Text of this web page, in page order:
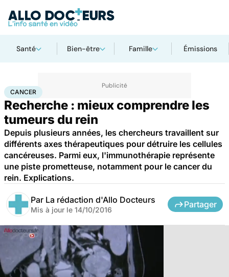
Santé Bien-être Famille Émissions
AccueilSanté Cancer
CANCER
Recherche : mieux comprendre les
tumeurs du rein
Depuis plusieurs années, les chercheurs travaillent sur
différents axes thérapeutiques pour détruire les cellules
cancéreuses. Parmi eux, l'immunothérapie représente
une piste prometteuse, notamment pour le cancer du
rein. Explications.
Par La rédaction d'Allo Docteurs
Mis à jour le 14/10/2016
Partager